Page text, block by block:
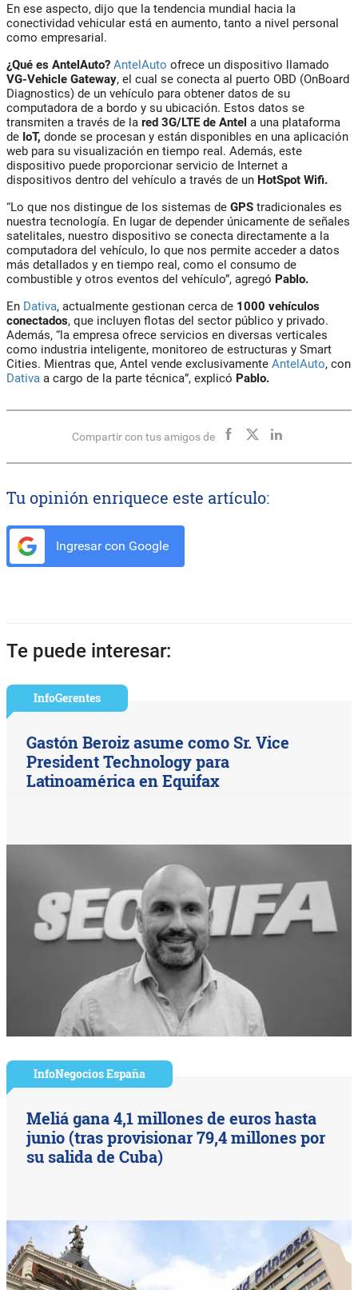
En ese aspecto, dijo que la tendencia mundial hacia la
conectividad vehicular está en aumento, tanto a nivel personal
como empresarial.
¿Qué es AntelAuto? AntelAuto ofrece un dispositivo llamado
VG-Vehicle Gateway, el cual se conecta al puerto OBD (OnBoard
Diagnostics) de un vehículo para obtener datos de su
computadora de a bordo y su ubicación. Estos datos se
transmiten a través de la red 3G/LTE de Antel a una plataforma
de IoT, donde se procesan y están disponibles en una aplicación
web para su visualización en tiempo real. Además, este
dispositivo puede proporcionar servicio de Internet a
dispositivos dentro del vehículo a través de un HotSpot Wifi.
“Lo que nos distingue de los sistemas de GPS tradicionales es
nuestra tecnología. En lugar de depender únicamente de señales
satelitales, nuestro dispositivo se conecta directamente a la
computadora del vehículo, lo que nos permite acceder a datos
más detallados y en tiempo real, como el consumo de
combustible y otros eventos del vehículo”, agregó Pablo.
En Dativa, actualmente gestionan cerca de 1000 vehículos
conectados, que incluyen flotas del sector público y privado.
Además, “la empresa ofrece servicios en diversas verticales
como industria inteligente, monitoreo de estructuras y Smart
Cities. Mientras que, Antel vende exclusivamente AntelAuto, con
Dativa a cargo de la parte técnica”, explicó Pablo.
Compartir con tus amigos de
Tu opinión enriquece este artículo:
Ingresar con Google
Te puede interesar:
InfoGerentes
Gastón Beroiz asume como Sr. Vice
President Technology para
Latinoamérica en Equifax
InfoNegocios España
Meliá gana 4,1 millones de euros hasta
junio (tras provisionar 79,4 millones por
su salida de Cuba)